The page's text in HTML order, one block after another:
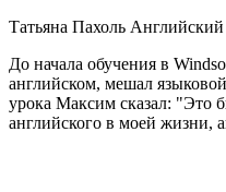
Татьяна Пахоль Английский
До начала обучения в
английском, мешал
урока Максим сказал: "Это
английского в моей жизни,